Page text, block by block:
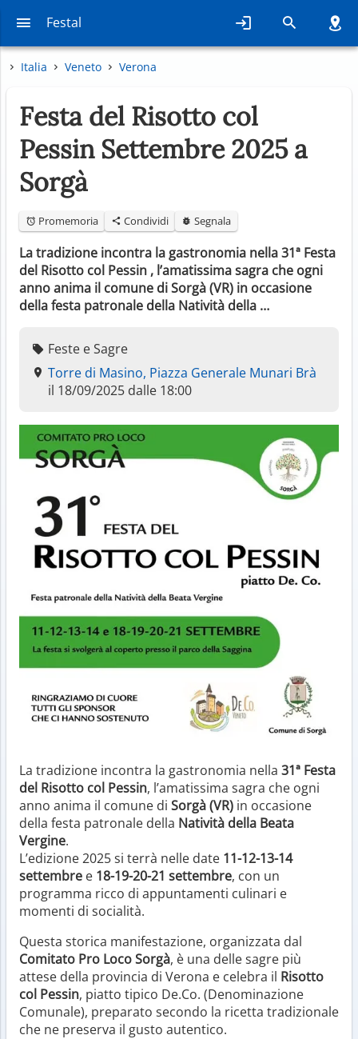
Festal
Italia Veneto Verona
Festa del Risotto col
Pessin Settembre 2025 a
Sorgà
Promemoria Condividi Segnala
La tradizione incontra la gastronomia nella 31ª Festa
del Risotto col Pessin , l’amatissima sagra che ogni
anno anima il comune di Sorgà (VR) in occasione
della festa patronale della Natività della …
Feste e Sagre
Torre di Masino, Piazza Generale Munari Brà
il 18/09/2025 dalle 18:00
La tradizione incontra la gastronomia nella 31ª Festa
del Risotto col Pessin, l’amatissima sagra che ogni
anno anima il comune di Sorgà (VR) in occasione
della festa patronale della Natività della Beata
Vergine.
L’edizione 2025 si terrà nelle date 11-12-13-14
settembre e 18-19-20-21 settembre, con un
programma ricco di appuntamenti culinari e
momenti di socialità.
Questa storica manifestazione, organizzata dal
Comitato Pro Loco Sorgà, è una delle sagre più
attese della provincia di Verona e celebra il Risotto
col Pessin, piatto tipico De.Co. (Denominazione
Comunale), preparato secondo la ricetta tradizionale
che ne preserva il gusto autentico.